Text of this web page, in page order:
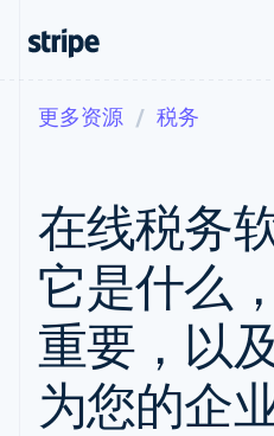
支付
在线支付
Managed
Payments
备案商家解决
方案
Payment links
无代码支付
Checkout
预构建支付界
面
经常性
按用量
订阅管理
一次性
Tax
销售税
按企业阶段
按应用场景
智能体商务
加密货币
电子商务
嵌入式金融
财务自动化
文档
库与 SDK
Stripe Apps
指南
接受线上付
实施预置结账
构建平台或
学习
指南
支持
获取支持
托管支持
专业服务
更多资源 税务
在线税务
它是什么
重要，以
为您的企